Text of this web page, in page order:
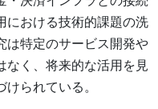
における技術的課題の洗
は特定のサービス開発や
なく、将来的な活用を見
られている。